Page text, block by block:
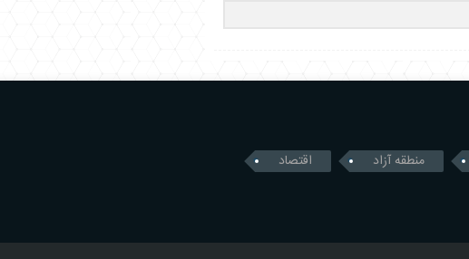
منطقه آزاد
اقتصاد